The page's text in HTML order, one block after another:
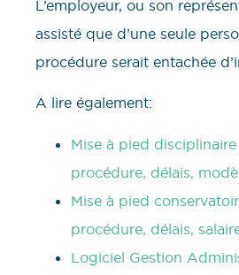
L’employeur, ou son
assisté que d’une seule
procédure serait entachée
A lire également:
Mise à pied disciplinaire
procédure, délais,
Mise à pied
procédure, délais,
Logiciel Gestion